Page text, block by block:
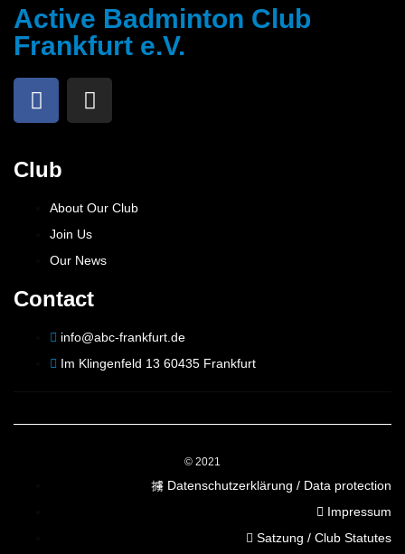
Active Badminton Club
Frankfurt e.V.
Club
About Our Club
Join Us
Our News
Contact
info@abc-frankfurt.de
Im Klingenfeld 13 60435 Frankfurt
© 2021
Datenschutzerklärung / Data protection
Impressum
Satzung / Club Statutes